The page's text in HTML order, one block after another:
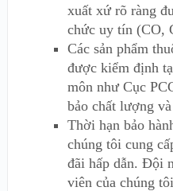
xuất xứ rõ ràng
chức uy tín (CO,
Các sản phẩm
được kiểm định
môn như Cục
bảo chất lượng
Thời hạn bảo
chúng tôi cung
đãi hấp dẫn. Đội
viên của chúng